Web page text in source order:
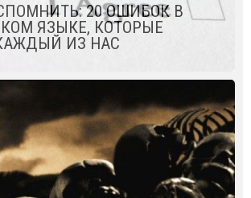
20 ОШИБОК В
ЯЗЫКЕ, КОТОРЫЕ
ИЗ НАС